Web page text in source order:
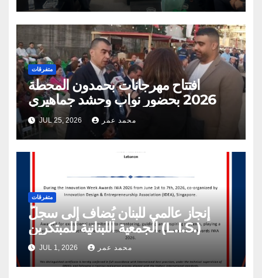
متفرقات
افتتاح مهرجانات بحمدون المحطة
2026 بحضور نواب وحشد جماهيري
JUL 25, 2026 محمد عمر
متفرقات
إنجاز عالمي للبنان يُضاف إلى سجلّ
الجمعية اللبنانية للمبتكرين (L.I.S.)
JUL 1, 2026 محمد عمر